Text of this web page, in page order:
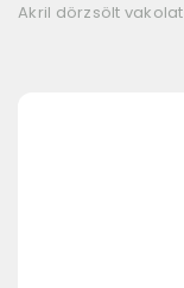
Akril dörzsölt vakolat